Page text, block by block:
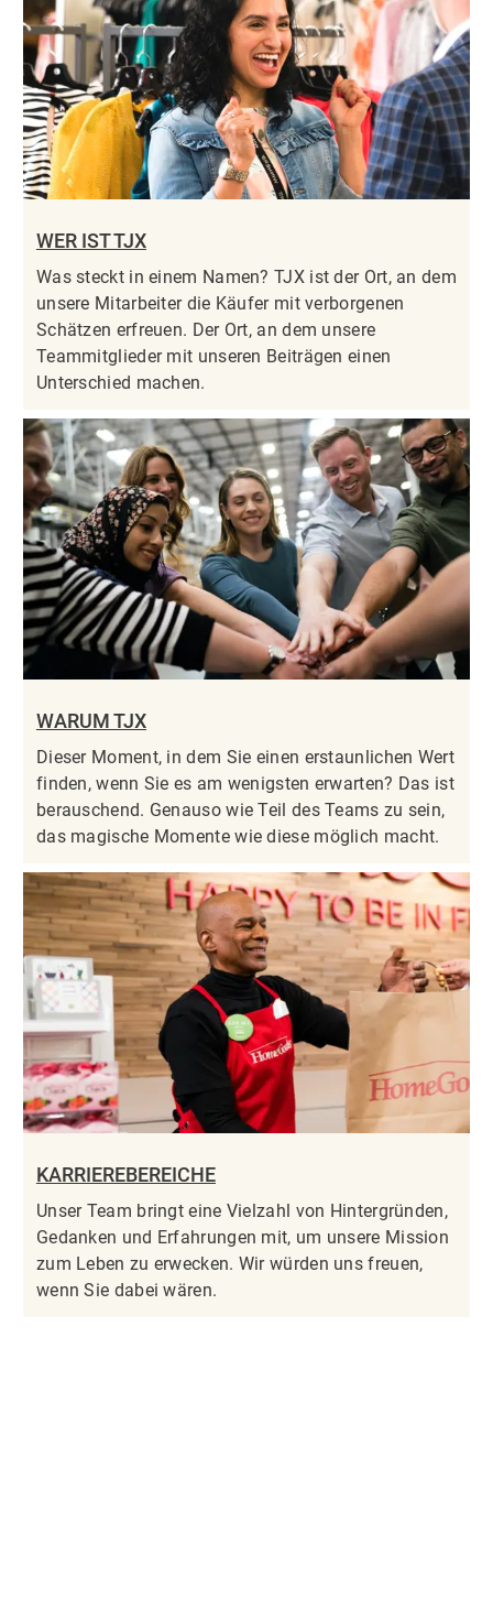
WER IST TJX
Was steckt in einem Namen? TJX ist der Ort, an dem
unsere Mitarbeiter die Käufer mit verborgenen
Schätzen erfreuen. Der Ort, an dem unsere
Teammitglieder mit unseren Beiträgen einen
Unterschied machen.
WARUM TJX
Dieser Moment, in dem Sie einen erstaunlichen Wert
finden, wenn Sie es am wenigsten erwarten? Das ist
berauschend. Genauso wie Teil des Teams zu sein,
das magische Momente wie diese möglich macht.
KARRIEREBEREICHE
Unser Team bringt eine Vielzahl von Hintergründen,
Gedanken und Erfahrungen mit, um unsere Mission
zum Leben zu erwecken. Wir würden uns freuen,
wenn Sie dabei wären.